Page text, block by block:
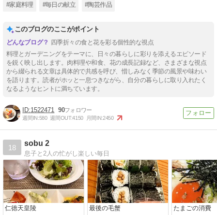
#家庭料理 #毎日の献立 #陶芸作品
このブログのここがポイント
四季折々の食と花を彩る個性的な視点
料理とガーデニングをテーマに、日々の暮らしに彩りを添えるエピソード
を鋭く映し出します。肉料理や和食、花の成長記録など、さまざまな視点
から綴られる文章は具体的で共感を呼び、惜しみなく季節の風景や味わい
を語ります。読者がホッと一息つきながら、自分の暮らしに取り入れたく
なるようなヒントに満ちています。
1522471 90
週間IN:580 週間OUT:4150 月間IN:2450
18
sobu 2
息子と2人の忙がし楽しい毎日
仁徳天皇陵 最後の毛蟹 たまごの消費